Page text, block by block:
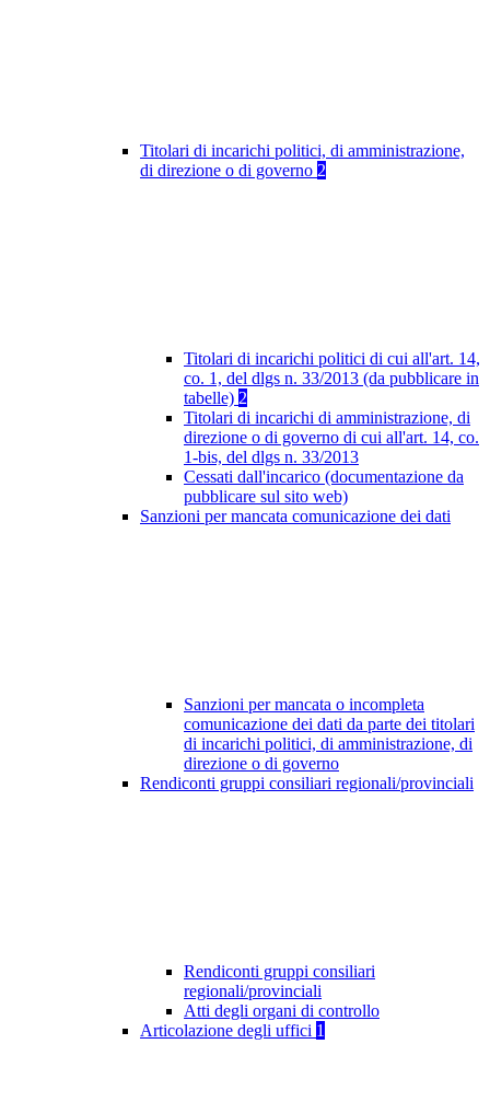
Titolari di incarichi politici, di amministrazione,
di direzione o di governo 2
Titolari di incarichi politici di cui all'art. 14,
co. 1, del dlgs n. 33/2013 (da pubblicare in
tabelle) 2
Titolari di incarichi di amministrazione, di
direzione o di governo di cui all'art. 14, co.
1-bis, del dlgs n. 33/2013
Cessati dall'incarico (documentazione da
pubblicare sul sito web)
Sanzioni per mancata comunicazione dei dati
Sanzioni per mancata o incompleta
comunicazione dei dati da parte dei titolari
di incarichi politici, di amministrazione, di
direzione o di governo
Rendiconti gruppi consiliari regionali/provinciali
Rendiconti gruppi consiliari
regionali/provinciali
Atti degli organi di controllo
Articolazione degli uffici 1